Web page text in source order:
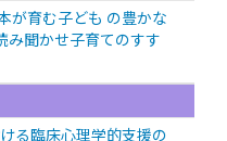
が育む子ども の豊かな
み聞かせ子育てのすす
る臨床心理学的支援の